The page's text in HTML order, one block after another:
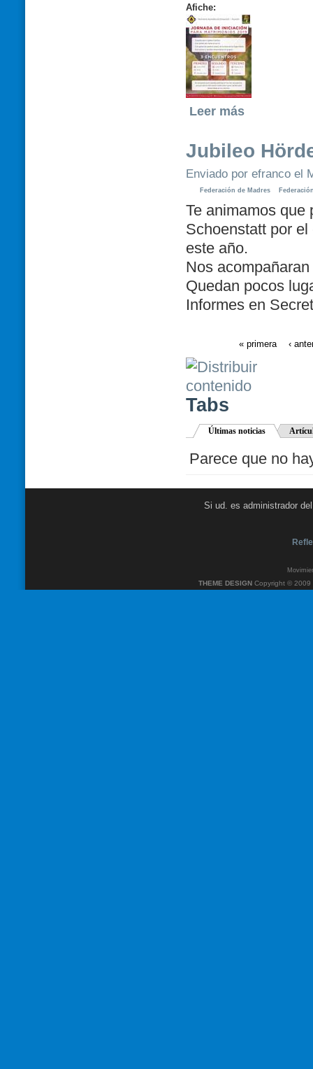
Afiche:
Leer más
Jubileo
Enviado por efranco el
Federación de Madres
Te animamos que
Schoenstatt por
este año.
Nos
Quedan pocos
Informes en
« primera ‹
Tabs
Últimas noticias
Parece que no
Si ud. es administrador
THEME DESIGNCopyright © 2009